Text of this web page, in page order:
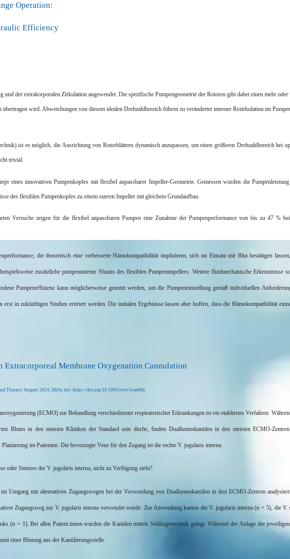
Operation:
Efficiency
der extrakorporalen Zirkulation angewendet. Die spezifische Pumpengeometrie der Rotoren gibt dabei einen mehr
wird. Abweichungen von diesem idealen Drehzahlbereich führen zu veränderter interner Rezirkulation im
ist es möglich, die Ausrichtung von Rotorblättern dynamisch anzupassen, um einen größeren Drehzahlbereich bei
trivial.
eines innovativen Pumpenkopfes mit flexibel anpassbarer Impeller-Geometrie. Gemessen wurden die
des flexiblen Pumpenkopfes zu einem starren Impeller mit gleichem Grundaufbau.
Versuche zeigen für die flexibel anpassbaren Pumpen eine Zunahme der Pumpenperformance von bis zu 47 %
die theoretisch eine verbesserteHämokompatibilität implizieren, sich im Einsatz mit Blut bestätigen
zusätzliche pumpeninterne Shunts des flexiblenPumpenimpellers. Weitere fluidmechanische Erkenntnisse
Pumpeneffizienz kann möglicherweise genutzt werden, um die Pumpeneinstellung gemäß individuellen
in zukünftigen Studien erörtert werden. Die initialen Ergebnisse lassen aber hoffen, dass dieHämokompatibilität
Extracorporeal Membrane Oxygenation Cannulation
Thoracic Surgery 2024, 38(4); doi: https://doi.org/10.1093/icvts/ivae060.
(ECMO) zur Behandlung verschiedenster respiratorischer Erkrankungen ist ein etabliertes Verfahren.
Blutes in den meisten Kliniken der Standard sein dürfte, finden Duallumenkanülenin den meisten ECMO-
im Patienten. Die bevorzugte Vene für den Zugang ist die rechte V. jugularis interna.
oder Stenose der V. jugularis interna, nicht zu Verfügung steht?
Umgang mit alternativen Zugangswegen bei der Verwendung vonDuallumenkanülen in drei ECMO-Zentren
Zugangsweg zur V. jugularisinterna verwendet wurde. Zur Anwendung kamen die V. jugularis interna(n = 5), die V.
(n = 1). Bei allen Patient:innenwurden die Kanülen mittelsSeldingertechnik gelegt. Während der Anlage der
einer Blutung aus der Kanülierungsstelle